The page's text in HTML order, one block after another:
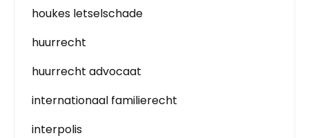
houkes letselschade
huurrecht
huurrecht advocaat
internationaal familierecht
interpolis